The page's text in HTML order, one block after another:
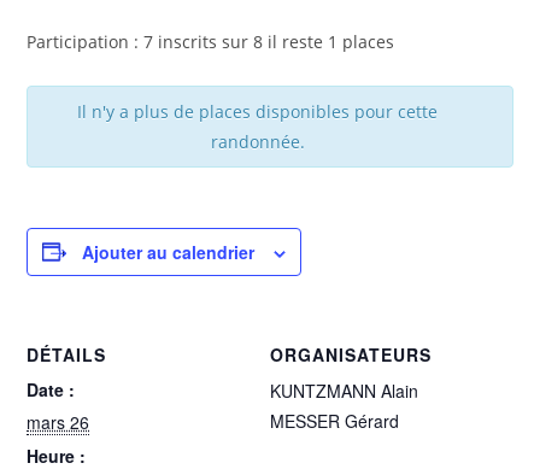
Participation : 7 inscrits sur 8 il reste 1 places
Il n'y a plus de places disponibles pour cette
randonnée.
Ajouter au calendrier
DÉTAILS
Date :
mars 26
Heure :
ORGANISATEURS
KUNTZMANN Alain
MESSER Gérard